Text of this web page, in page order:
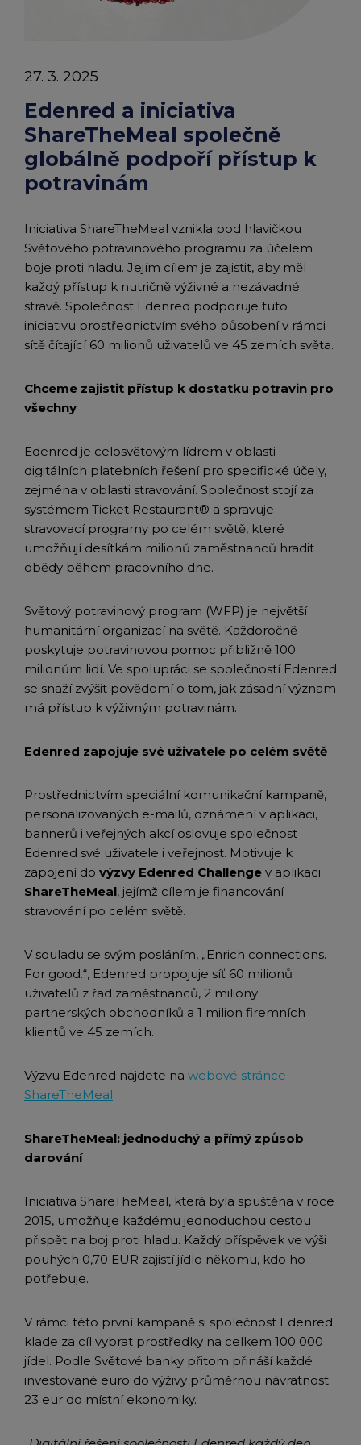
Tiskové
zprávy
Edenred
Edenred Card FKSP
TANKARTA Benefit od Edenred
Informace k migraci na Edenred Card
Stravenkový portál
Qerko
Edenred Čistý
Edenred Service
Edenred a iniciativa
ShareTheMeal společně
globálně podpoří přístup k
potravinám
27. 3. 2025
Iniciativa ShareTheMeal vznikla pod hlavičkou
Světového potravinového programu za účelem
boje proti hladu. Jejím cílem je zajistit, aby měl
každý přístup k nutričně výživné a nezávadné
stravě. Společnost Edenred podporuje tuto
iniciativu prostřednictvím svého působení v rámci
sítě čítající 60 milionů uživatelů ve 45 zemích světa.
Chceme zajistit přístup k dostatku potravin pro
všechny
Edenred je celosvětovým lídrem v oblasti
digitálních platebních řešení pro specifické účely,
zejména v oblasti stravování. Společnost stojí za
systémem Ticket Restaurant® a spravuje
stravovací programy po celém světě, které
umožňují desítkám milionů zaměstnanců hradit
obědy během pracovního dne.
Světový potravinový program (WFP) je největší
humanitární organizací na světě. Každoročně
poskytuje potravinovou pomoc přibližně 100
milionům lidí. Ve spolupráci se společností Edenred
se snaží zvýšit povědomí o tom, jak zásadní význam
má přístup k výživným potravinám.
Edenred zapojuje své uživatele po celém světě
Prostřednictvím speciální komunikační kampaně,
personalizovaných e-mailů, oznámení v aplikaci,
bannerů i veřejných akcí oslovuje společnost
Edenred své uživatele i veřejnost. Motivuje k
zapojení do výzvy Edenred Challenge v aplikaci
ShareTheMeal, jejímž cílem je financování
stravování po celém světě.
V souladu se svým posláním, „Enrich connections.
For good.“, Edenred propojuje síť 60 milionů
uživatelů z řad zaměstnanců, 2 miliony
partnerských obchodníků a 1 milion firemních
klientů ve 45 zemích.
Výzvu Edenred najdete na webové stránce
ShareTheMeal.
ShareTheMeal: jednoduchý a přímý způsob
darování
Iniciativa ShareTheMeal, která byla spuštěna v roce
2015, umožňuje každému jednoduchou cestou
přispět na boj proti hladu. Každý příspěvek ve výši
pouhých 0,70 EUR zajistí jídlo někomu, kdo ho
potřebuje.
V rámci této první kampaně si společnost Edenred
klade za cíl vybrat prostředky na celkem 100 000
jídel. Podle Světové banky přitom přináší každé
investované euro do výživy průměrnou návratnost
23 eur do místní ekonomiky.